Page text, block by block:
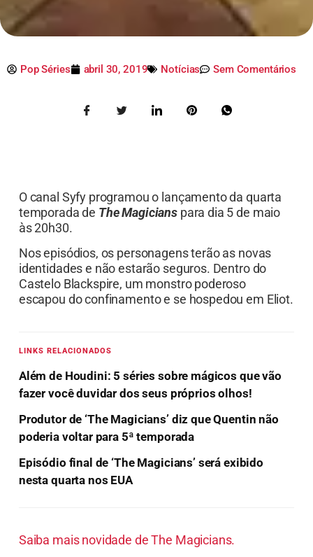
Pop Séries abril 30, 2019 Notícias Sem Comentários
O canal Syfy programou o lançamento da quarta
temporada de The Magicians para dia 5 de maio
às 20h30.
Nos episódios, os personagens terão as novas
identidades e não estarão seguros. Dentro do
Castelo Blackspire, um monstro poderoso
escapou do confinamento e se hospedou em Eliot.
LINKS RELACIONADOS
Além de Houdini: 5 séries sobre mágicos que vão
fazer você duvidar dos seus próprios olhos!
Produtor de ‘The Magicians’ diz que Quentin não
poderia voltar para 5ª temporada
Episódio final de ‘The Magicians’ será exibido
nesta quarta nos EUA
Saiba mais novidade de The Magicians.